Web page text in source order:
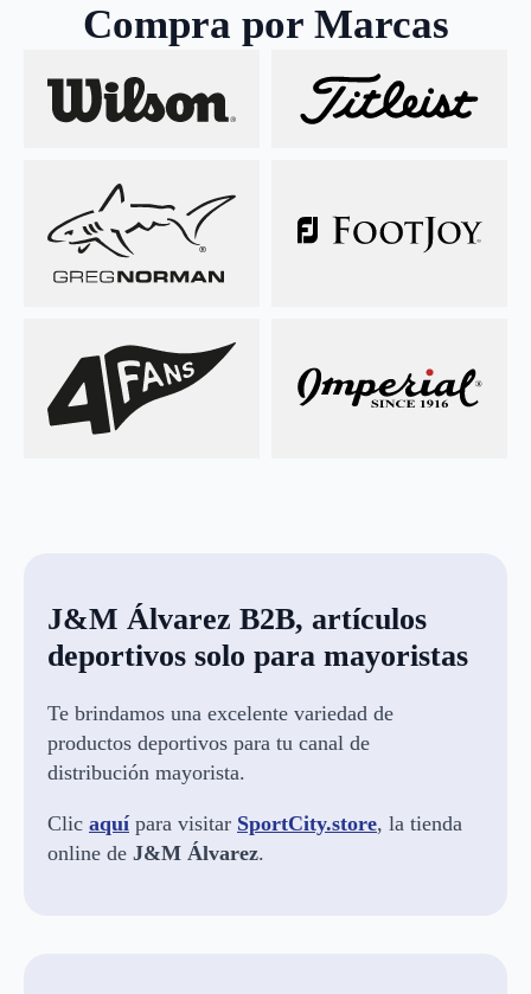
Compra por Marcas
J&M Álvarez B2B, artículos
deportivos solo para mayoristas
Te brindamos una excelente variedad de
productos deportivos para tu canal de
distribución mayorista.
Clic aquí para visitar SportCity.store, la tienda
online de J&M Álvarez.